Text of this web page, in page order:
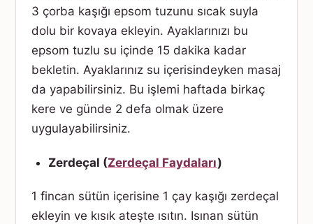
3 çorba kaşığı epsom tuzunu sıcak suyla
dolu bir kovaya ekleyin. Ayaklarınızı bu
epsom tuzlu su içinde 15 dakika kadar
bekletin. Ayaklarınız su içerisindeyken masaj
da yapabilirsiniz. Bu işlemi haftada birkaç
kere ve günde 2 defa olmak üzere
uygulayabilirsiniz.
Zerdeçal (Zerdeçal Faydaları)
1 fincan sütün içerisine 1 çay kaşığı zerdeçal
ekleyin ve kısık ateşte ısıtın. Isınan sütün